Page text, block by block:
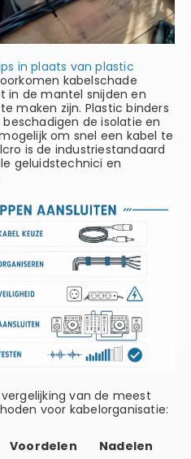
in plaats van plastic
kabelschade
in de mantel snijden en
maken zijn. Plastic binders
de isolatie en
om snel een kabel te
is de industriestandaard
geluidstechnici en
van de meest
voor kabelorganisatie:
Voordelen Nadelen